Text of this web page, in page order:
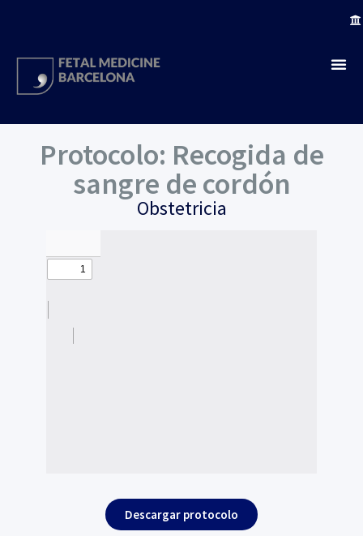
Protocolo: Recogida de
sangre de cordón
Obstetricia
Descargar protocolo